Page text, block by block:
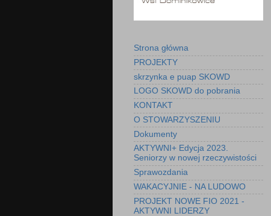
Strona główna
PROJEKTY
skrzynka e puap SKOWD
LOGO SKOWD do pobrania
KONTAKT
O STOWARZYSZENIU
Dokumenty
AKTYWNI+ Edycja 2023.
Seniorzy w nowej rzeczywistości
Sprawozdania
WAKACYJNIE - NA LUDOWO
PROJEKT NOWE FIO 2021 -
AKTYWNI LIDERZY